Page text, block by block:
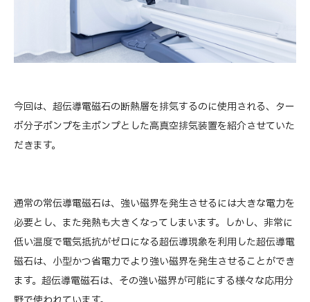
今回は、超伝導電磁石の断熱層を排気するのに使用される、ター
ボ分子ポンプを主ポンプとした高真空排気装置を紹介させていた
だきます。
通常の常伝導電磁石は、強い磁界を発生させるには大きな電力を
必要とし、また発熱も大きくなってしまいます。しかし、非常に
低い温度で電気抵抗がゼロになる超伝導現象を利用した超伝導電
磁石は、小型かつ省電力でより強い磁界を発生させることができ
ます。超伝導電磁石は、その強い磁界が可能にする様々な応用分